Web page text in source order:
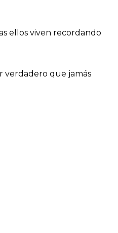
ellos viven recordando
verdadero que jamás